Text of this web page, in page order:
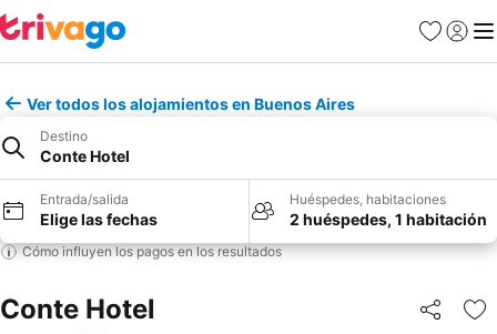
Favoritos
Iniciar
Ver todos los alojamientos en Buenos Aires
Destino
Conte Hotel
Entrada/salida
Elige las fechas
Huéspedes, habitaciones
2 huéspedes, 1 habitación
Cómo influyen los pagos en los resultados
Conte Hotel Compartir